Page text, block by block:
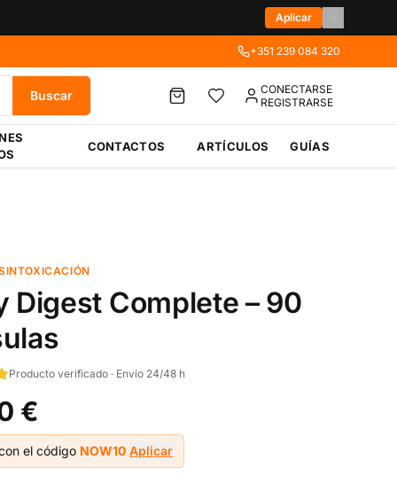
Aplicar
+351 239 084 320
Buscar
CONECTARSE
REGISTRARSE
CONTACTOS ARTÍCULOS GUÍAS
Digest Complete – 90
Producto verificado · Envío 24/48 h
€
el código NOW10 Aplicar